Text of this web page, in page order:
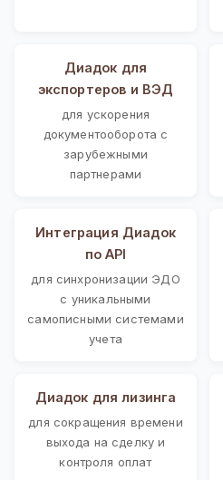
Диадок для
экспортеров и ВЭД
для ускорения
документооборота с
зарубежными
партнерами
Интеграция Диадок
по API
для синхронизации ЭДО
с уникальными
самописными системами
учета
Диадок для лизинга
для сокращения времени
выхода на сделку и
контроля оплат